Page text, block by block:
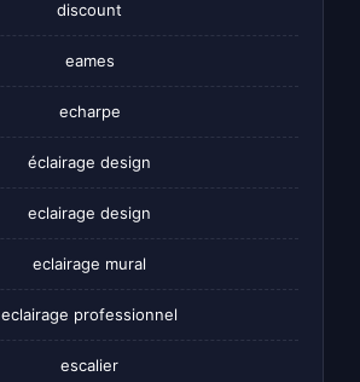
discount
eames
echarpe
éclairage design
eclairage design
eclairage mural
eclairage professionnel
escalier